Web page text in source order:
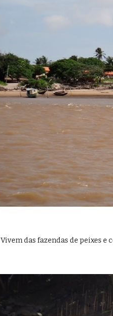
Vivem das fazendas de peixes e